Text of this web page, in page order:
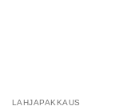
LAHJAPAKKAUS